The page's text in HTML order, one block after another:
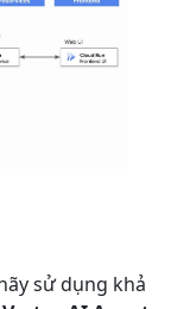
sử dụng khả